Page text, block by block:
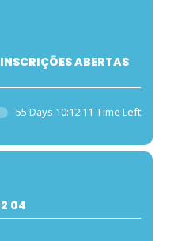
ABERTAS
55 Days 10:12:11 Time Left
04